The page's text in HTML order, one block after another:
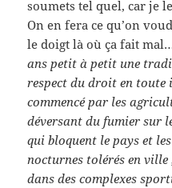
soumets tel quel, car je
On en fera ce qu’on
le doigt là où ça fait
ans petit à petit une
respect du droit en toute
commencé par les
déversant du fumier sur
qui bloquent le pays et
nocturnes tolérés en
dans des complexes